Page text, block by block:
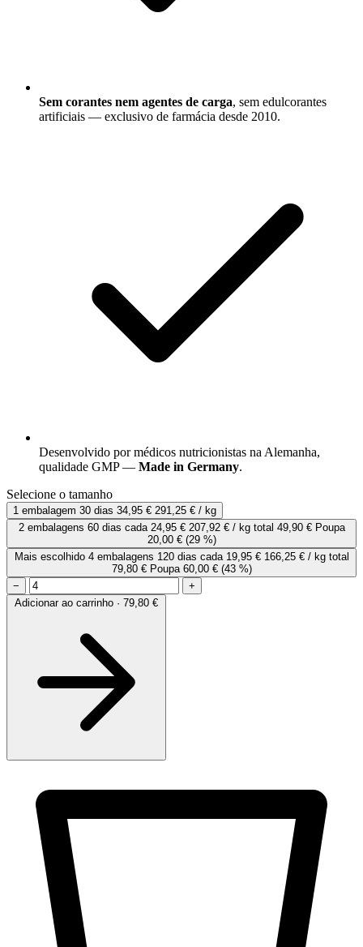
Sem corantes nem agentes de carga, sem edulcorantes
artificiais — exclusivo de farmácia desde 2010.
Desenvolvido por médicos nutricionistas na Alemanha,
qualidade GMP — Made in Germany.
Selecione o tamanho
1 embalagem 30 dias 34,95 € 291,25 € / kg
2 embalagens 60 dias cada 24,95 € 207,92 € / kg total 49,90 € Poupa
20,00 € (29 %)
Mais escolhido 4 embalagens 120 dias cada 19,95 € 166,25 € / kg total
79,80 € Poupa 60,00 € (43 %)
−
+
Adicionar ao carrinho · 79,80 €